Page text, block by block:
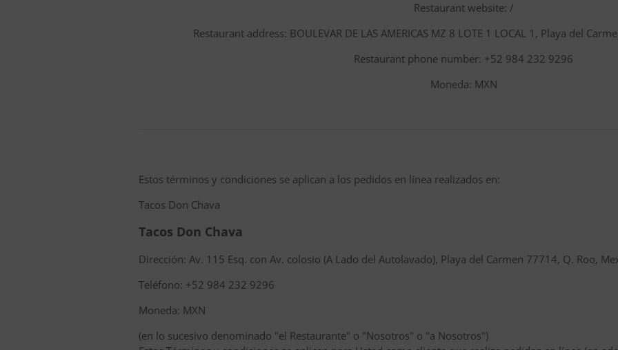
Restaurant website: /
Restaurant address: BOULEVAR DE LAS AMERICAS MZ 8 LOTE 1 LOCAL 1, Playa del
Restaurant phone number: +52 984 232 9296
Moneda: MXN
Estos términos y condiciones se aplican a los pedidos en línea realizados en:
Tacos Don Chava
Tacos Don Chava
Dirección: Av. 115 Esq. con Av. colosio (A Lado del Autolavado), Playa del Carmen 77714, Q. Roo,
Teléfono: +52 984 232 9296
Moneda: MXN
(en lo sucesivo denominado "el Restaurante" o "Nosotros" o "a Nosotros")